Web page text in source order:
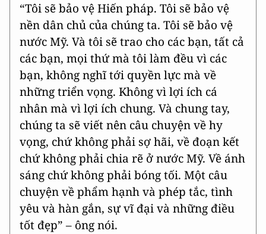
“Tôi sẽ bảo vệ Hiến pháp. Tôi sẽ bảo vệ
nền dân chủ của chúng ta. Tôi sẽ bảo vệ
nước Mỹ. Và tôi sẽ trao cho các bạn, tất cả
các bạn, mọi thứ mà tôi làm đều vì các
bạn, không nghĩ tới quyền lực mà về
những triển vọng. Không vì lợi ích cá
nhân mà vì lợi ích chung. Và chung tay,
chúng ta sẽ viết nên câu chuyện về hy
vọng, chứ không phải sợ hãi, về đoạn kết
chứ không phải chia rẽ ở nước Mỹ. Về ánh
sáng chứ không phải bóng tối. Một câu
chuyện về phẩm hạnh và phép tắc, tình
yêu và hàn gắn, sự vĩ đại và những điều
tốt đẹp” – ông nói.